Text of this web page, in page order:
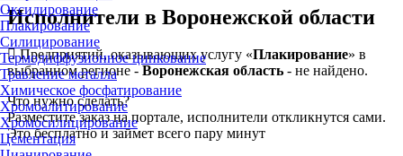
Оксидирование
Плакирование
Силицирование
Термодиффузионное цинкование
Травление металла
Химическое фосфатирование
Хромоалитирование
Хромосилицирование
Цементация
Исполнители в Воронежской области
Предприятий, оказывающих услугу «Плакирование» в
выбранном регионе -Воронежская область - не найдено.
Что нужно сделать?
Разместите заказ на портале, исполнители откликнутся сами.
Это бесплатно и займет всего пару минут